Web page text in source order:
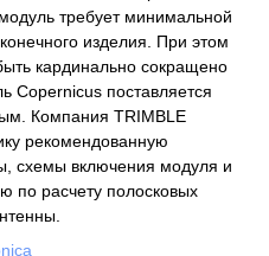
требует минимальной
изделия. При этом
кардинально сокращено
Copernicus поставляется
Компания TRIMBLE
рекомендованную
схемы включения модуля и
расчету полосковых